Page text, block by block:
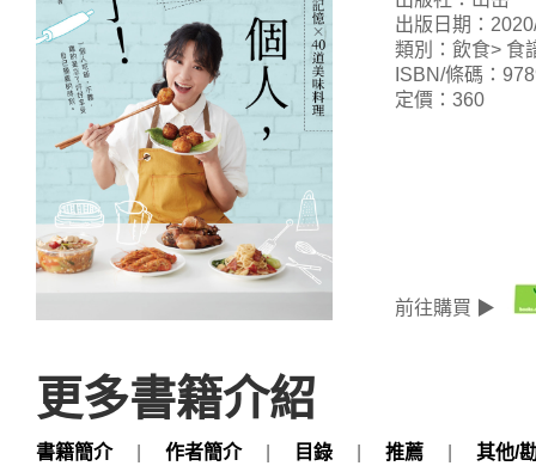
出版日期：
類別：飲食> 食
ISBN/條碼：
定價：360
前往購買 ▶
更多書籍介紹
書籍簡介 作者簡介 目錄 推薦 其他/